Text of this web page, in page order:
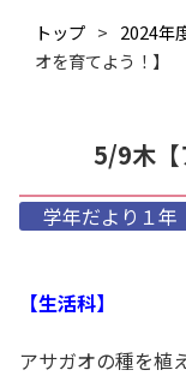
トップ 2024年
オを育てよう！】
5/9木【
学年だより１年
【生活科】
アサガオの種を植